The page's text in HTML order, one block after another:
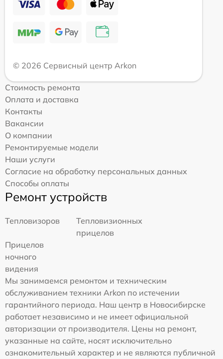
© 2026 Сервисный центр Arkon
Стоимость ремонта
Оплата и доставка
Контакты
Вакансии
О компании
Ремонтируемые модели
Наши услуги
Согласие на обработку персональных данных
Способы оплаты
Ремонт устройств
Тепловизоров
Тепловизионных
прицелов
Прицелов
ночного
видения
Мы занимаемся ремонтом и техническим
обслуживанием техники Arkon по истечении
гарантийного периода. Наш центр в Новосибирске
работает независимо и не имеет официальной
авторизации от производителя. Цены на ремонт,
указанные на сайте, носят исключительно
ознакомительный характер и не являются публичной